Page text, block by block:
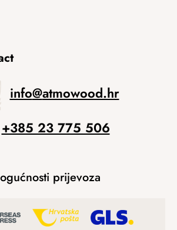
info@atmowood.hr
+385 23 775 506
prijevoza